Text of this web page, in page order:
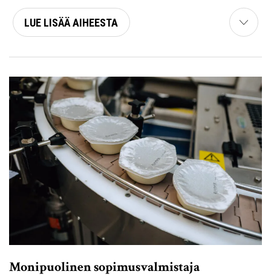
LUE LISÄÄ AIHEESTA
Monipuolinen sopimusvalmistaja